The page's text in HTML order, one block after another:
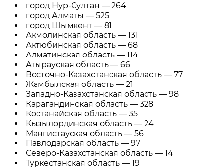
город Нур-Султан — 264
город Алматы — 525
город Шымкент — 81
Акмолинская область — 131
Актюбинская область — 68
Алматинская область — 114
Атырауская область — 66
Восточно-Казахстанская область — 77
Жамбылская область — 21
Западно-Казахстанская область — 98
Карагандинская область — 328
Костанайская область — 35
Кызылординская область — 24
Мангистауская область — 56
Павлодарская область — 97
Северо-Казахстанская область — 14
Туркестанская область — 19